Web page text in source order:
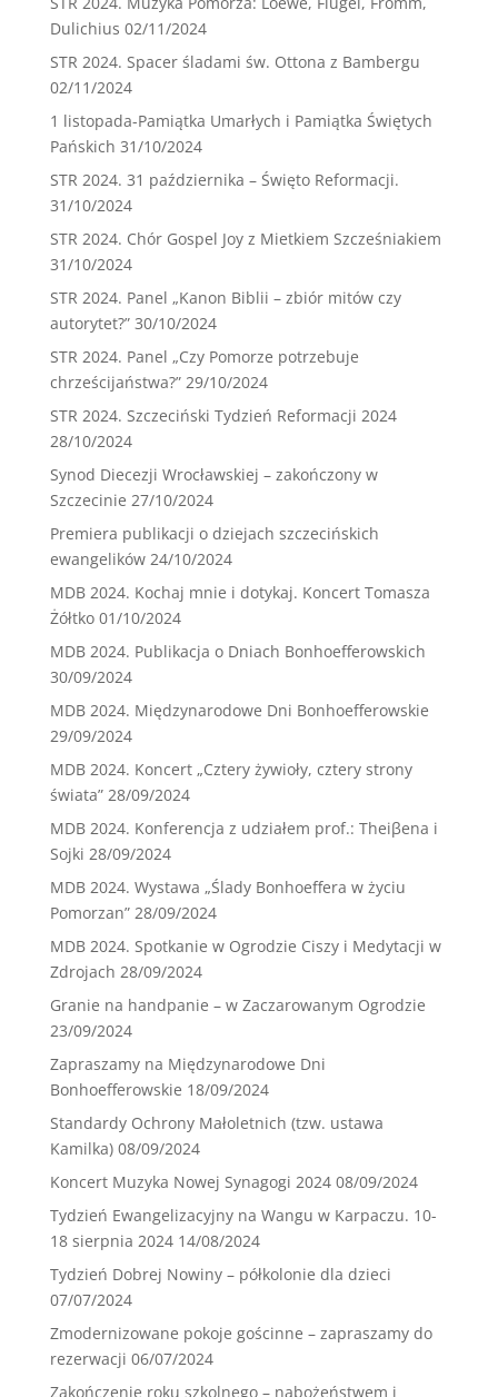
Dulichius 02/11/2024
STR 2024. Spacer śladami św. Ottona z Bambergu
02/11/2024
1 listopada-Pamiątka Umarłych i Pamiątka Świętych
Pańskich 31/10/2024
STR 2024. 31 października – Święto Reformacji.
31/10/2024
STR 2024. Chór Gospel Joy z Mietkiem Szcześniakiem
31/10/2024
STR 2024. Panel „Kanon Biblii – zbiór mitów czy
autorytet?” 30/10/2024
STR 2024. Panel „Czy Pomorze potrzebuje
chrześcijaństwa?” 29/10/2024
STR 2024. Szczeciński Tydzień Reformacji 2024
28/10/2024
Synod Diecezji Wrocławskiej – zakończony w
Szczecinie 27/10/2024
Premiera publikacji o dziejach szczecińskich
ewangelików 24/10/2024
MDB 2024. Kochaj mnie i dotykaj. Koncert Tomasza
Żółtko 01/10/2024
MDB 2024. Publikacja o Dniach Bonhoefferowskich
30/09/2024
MDB 2024. Międzynarodowe Dni Bonhoefferowskie
29/09/2024
MDB 2024. Koncert „Cztery żywioły, cztery strony
świata” 28/09/2024
MDB 2024. Konferencja z udziałem prof.: Theiβena i
Sojki 28/09/2024
MDB 2024. Wystawa „Ślady Bonhoeffera w życiu
Pomorzan” 28/09/2024
MDB 2024. Spotkanie w Ogrodzie Ciszy i Medytacji w
Zdrojach 28/09/2024
Granie na handpanie – w Zaczarowanym Ogrodzie
23/09/2024
Zapraszamy na Międzynarodowe Dni
Bonhoefferowskie 18/09/2024
Standardy Ochrony Małoletnich (tzw. ustawa
Kamilka) 08/09/2024
Koncert Muzyka Nowej Synagogi 2024 08/09/2024
Tydzień Ewangelizacyjny na Wangu w Karpaczu. 10-
18 sierpnia 2024 14/08/2024
Tydzień Dobrej Nowiny – półkolonie dla dzieci
07/07/2024
Zmodernizowane pokoje gościnne – zapraszamy do
rezerwacji 06/07/2024
Zakończenie roku szkolnego – nabożeństwem i